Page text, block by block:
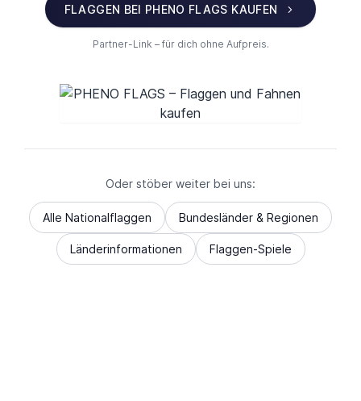
FLAGGEN BEI PHENO FLAGS KAUFEN
Partner-Link – für dich ohne Aufpreis.
Oder stöber weiter bei uns:
Alle Nationalflaggen Bundesländer & Regionen
Länderinformationen Flaggen-Spiele